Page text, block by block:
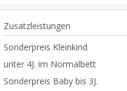
Zusatzleistungen
Sonderpreis Kleinkind
unter 4J. im Normalbett
Sonderpreis Baby bis 3J.